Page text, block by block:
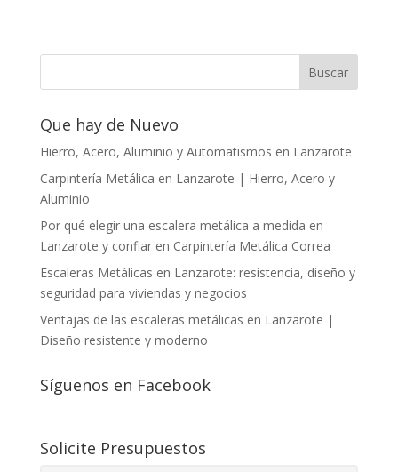
Que hay de Nuevo
Hierro, Acero, Aluminio y Automatismos en Lanzarote
Carpintería Metálica en Lanzarote | Hierro, Acero y
Aluminio
Por qué elegir una escalera metálica a medida en
Lanzarote y confiar en Carpintería Metálica Correa
Escaleras Metálicas en Lanzarote: resistencia, diseño y
seguridad para viviendas y negocios
Ventajas de las escaleras metálicas en Lanzarote |
Diseño resistente y moderno
Síguenos en Facebook
Solicite Presupuestos